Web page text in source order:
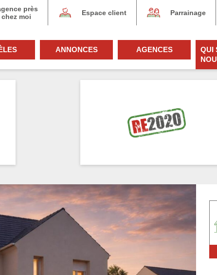
près
chez moi
Espace client Parrainage
ANNONCES AGENCES
QUI